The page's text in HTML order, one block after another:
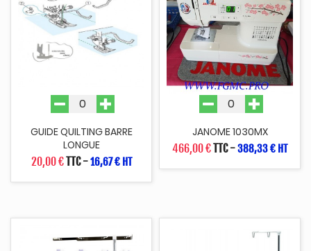
GUIDE QUILTING BARRE
LONGUE
20,00 €TTC-16,67 € HT
JANOME 1030MX
466,00 €TTC-388,33 € HT